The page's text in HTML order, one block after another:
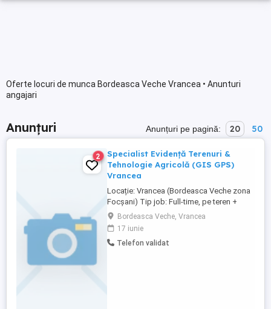
Oferte locuri de munca Bordeasca Veche Vrancea • Anunturi
angajari
Anunțuri Anunțuri pe pagină: 20 50
2
Specialist Evidență Terenuri &
Tehnologie Agricolă (GIS GPS)
Vrancea
Locație: Vrancea (Bordeasca Veche zona
Focșani) Tip job: Full-time, pe teren +
birou Cine suntem Fermă integrată
românească (Vrancea), orientată spre
tehnologie, precizie și agricultură
regenerativă. Lucrăm cu suprafețe mari și
Bordeasca Veche, Vrancea
17 iunie
Telefon validat